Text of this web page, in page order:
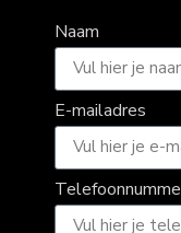
Naam
E-mailadres